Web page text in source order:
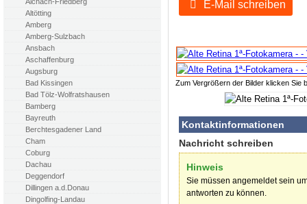
Altötting
Amberg
Amberg-Sulzbach
Ansbach
Aschaffenburg
Augsburg
Bad Kissingen
Bad Tölz-Wolfratshausen
Bamberg
Bayreuth
Berchtesgadener Land
Cham
Coburg
Dachau
Deggendorf
Dillingen a.d.Donau
Dingolfing-Landau
E-Mail schreiben
Zum Vergrößern der Bilder klicken Sie
Kontaktinformationen
Nachricht schreiben
Hinweis
Sie müssen angemeldet sein
antworten zu können.